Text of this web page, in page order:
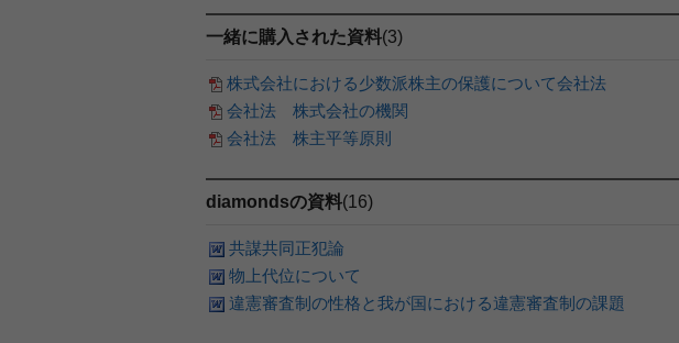
一緒に購入された資料(3)
株式会社における少数派株主の保護について会社法
会社法 株式会社の機関
会社法 株主平等原則
diamondsの資料(16)
共謀共同正犯論
物上代位について
違憲審査制の性格と我が国における違憲審査制の課題